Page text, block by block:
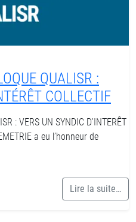
QUALISR :
COLLECTIF
: VERS UN SYNDIC D’INTERÊT
a eu l’honneur de
Lire la suite…